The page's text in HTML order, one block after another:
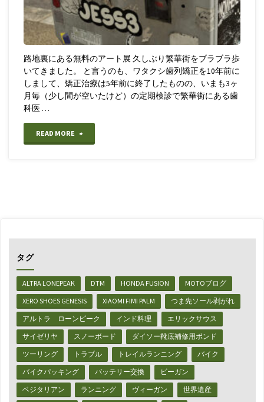
路地裏にある無料のアート展 久しぶり繁華街をブラブラ歩
いてきました。 と言うのも、ワタクシ歯列矯正を10年前に
しまして、矯正治療は5年前に終了したものの、いまも3ヶ
月毎（少し間が空いたけど）の定期検診で繁華街にある歯
科医 …
READ MORE "【街
リ
ー
ト
ナ
タグ
ALTRA LONEPEAK DTM HONDA FUSION
MOTOブログ
XERO SHOES GENESIS
XIAOMI FIMI PALM
つま先ソール剥がれ
アルトラ ローンピーク
インド料理
エリックサウス
サイゼリヤ
スノーボード
ダイソー靴底補修用ボンド
ツーリング
トラブル トレイルランニング
バイク
バイクパッキング
バッテリー交換
ビーガン
ベジタリアン
ランニング ヴィーガン
世界遺産